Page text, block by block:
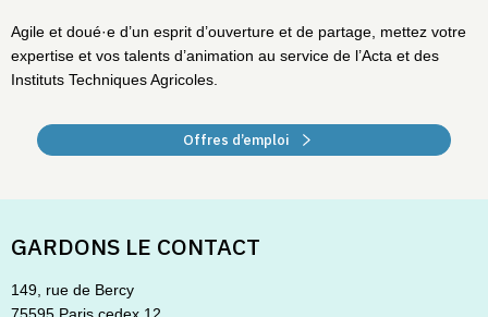
Agile et doué·e d’un esprit d’ouverture et de partage, mettez votre
expertise et vos talents d’animation au service de l’Acta et des
Instituts Techniques Agricoles.
Offres d’emploi
GARDONS LE CONTACT
149, rue de Bercy